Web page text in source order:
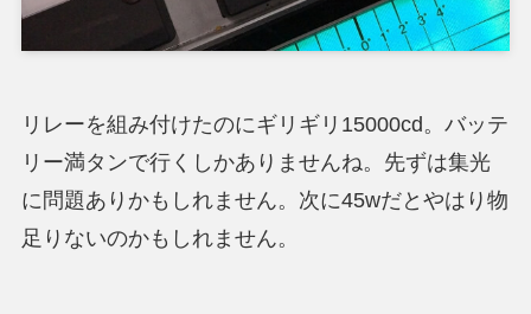
リレーを組み付けたのにギリギリ15000cd。バッテ
リー満タンで行くしかありませんね。先ずは集光
に問題ありかもしれません。次に45wだとやはり物
足りないのかもしれません。